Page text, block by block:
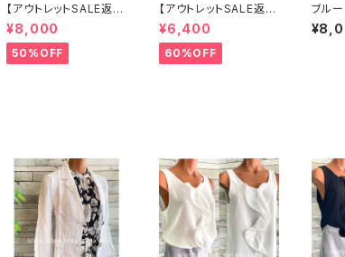
【アウトレットSALE返品
交換不可8/20まで】イ
タリア製 CASADEILU
CA ITALY｜前フリル＆
BIGフリルトップス /ブラ
¥8,000
50%OFF
【アウトレットSALE返品
交換不可8/20まで】イ
タリア製 CASADEILU
CA ITALY｜前フリル＆
BIGフリルトップス /ホワ
¥6,400
60%OFF
ブル
メーシ
ポート